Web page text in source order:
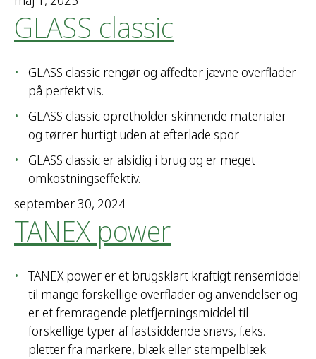
GLASS classic
GLASS classic rengør og affedter jævne overflader
på perfekt vis.
GLASS classic opretholder skinnende materialer
og tørrer hurtigt uden at efterlade spor.
GLASS classic er alsidig i brug og er meget
omkostningseffektiv.
september 30, 2024
TANEX power
TANEX power er et brugsklart kraftigt rensemiddel
til mange forskellige overflader og anvendelser og
er et fremragende pletfjerningsmiddel til
forskellige typer af fastsiddende snavs, f.eks.
pletter fra markere, blæk eller stempelblæk.